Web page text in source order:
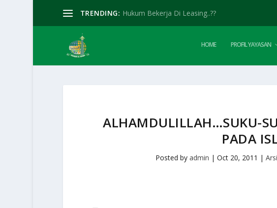
TRENDING: Hukum Bekerja Di Leasing..??
HOME PROFIL YAYASAN
ALHAMDULILLAH…SUKU-
PADA
Posted byadmin |Oct 20, 2011 |